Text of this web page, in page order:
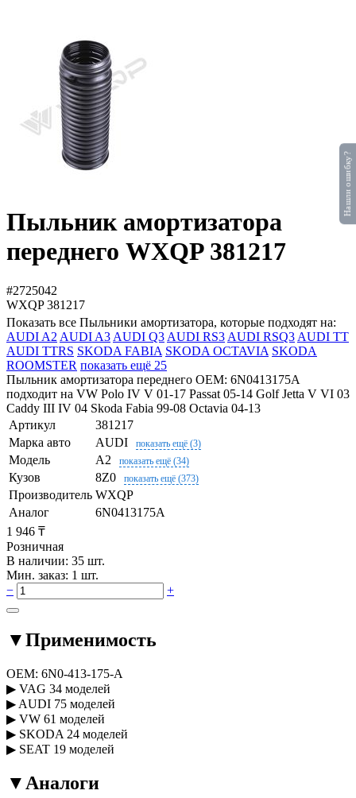
Пыльник амортизатора
переднего WXQP 381217
#2725042
WXQP 381217
Показать все Пыльники амортизатора, которые подходят на:
AUDI A2 AUDI A3 AUDI Q3 AUDI RS3 AUDI RSQ3 AUDI TT
AUDI TTRS SKODA FABIA SKODA OCTAVIA SKODA
ROOMSTER показать ещё 25
Пыльник амортизатора переднего OEM: 6N0413175A
подходит на VW Polo IV V 01-17 Passat 05-14 Golf Jetta V VI 03
Caddy III IV 04 Skoda Fabia 99-08 Octavia 04-13
Артикул
381217
Марка авто
AUDI показать ещё (3)
Модель A2 показать ещё (34)
Кузов 8Z0 показать ещё (373)
Производитель WXQP
Аналог
6N0413175A
1 946 ₸
Розничная
В наличии: 35 шт.
Мин. заказ: 1 шт.
−
+
▼Применимость
OEM: 6N0-413-175-A
▶ VAG 34 моделей
▶ AUDI 75 моделей
▶ VW 61 моделей
▶ SKODA 24 моделей
▶ SEAT 19 моделей
▼ Аналоги
Нашли ошибку?